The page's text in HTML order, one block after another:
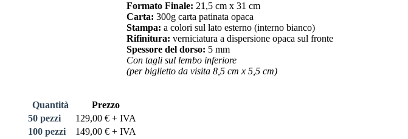
Formato Finale: 21,5 cm x 31 cm
Carta: 300g carta patinata opaca
Stampa: a colori sul lato esterno (interno bianco)
Rifinitura: verniciatura a dispersione opaca sul fronte
Spessore del dorso: 5 mm
Con tagli sul lembo inferiore
(per biglietto da visita 8,5 cm x 5,5 cm)
Quantità
Prezzo
50 pezzi
129,00 € + IVA
100 pezzi
149,00 € + IVA